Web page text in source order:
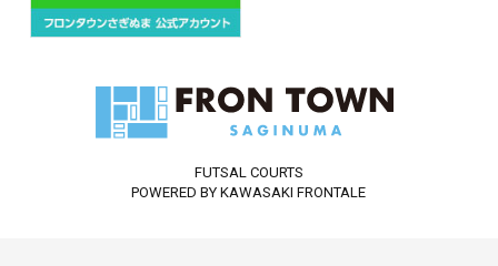
FUTSAL COURTS
POWERED BY KAWASAKI FRONTALE